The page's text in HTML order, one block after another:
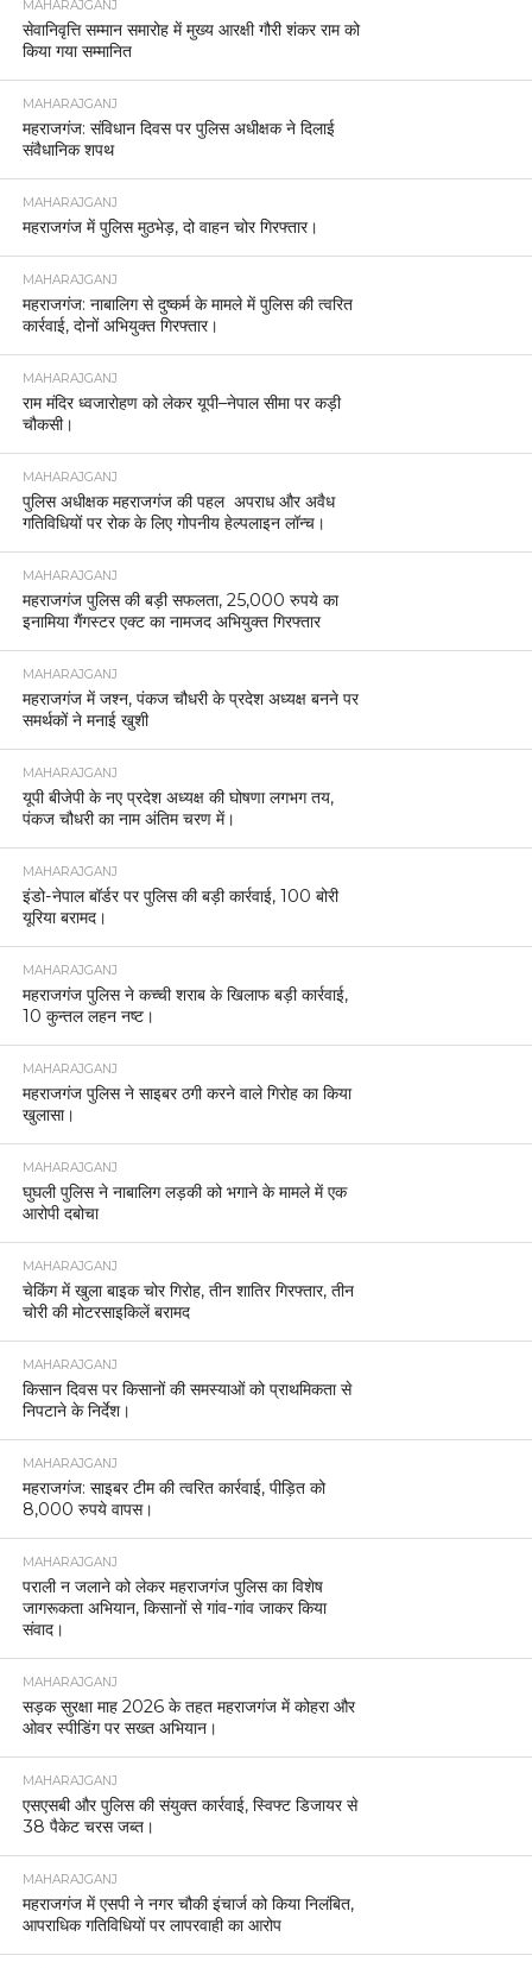
MAHARAJGANJ
सेवानिवृत्ति सम्मान समारोह में मुख्य आरक्षी गौरी शंकर राम को
किया गया सम्मानित
MAHARAJGANJ
महराजगंज: संविधान दिवस पर पुलिस अधीक्षक ने दिलाई
संवैधानिक शपथ
MAHARAJGANJ
महराजगंज में पुलिस मुठभेड़, दो वाहन चोर गिरफ्तार।
MAHARAJGANJ
महराजगंज: नाबालिग से दुष्कर्म के मामले में पुलिस की त्वरित
कार्रवाई, दोनों अभियुक्त गिरफ्तार।
MAHARAJGANJ
राम मंदिर ध्वजारोहण को लेकर यूपी–नेपाल सीमा पर कड़ी
चौकसी।
MAHARAJGANJ
पुलिस अधीक्षक महराजगंज की पहल अपराध और अवैध
गतिविधियों पर रोक के लिए गोपनीय हेल्पलाइन लॉन्च।
MAHARAJGANJ
महराजगंज पुलिस की बड़ी सफलता, 25,000 रुपये का
इनामिया गैंगस्टर एक्ट का नामजद अभियुक्त गिरफ्तार
MAHARAJGANJ
महराजगंज में जश्न, पंकज चौधरी के प्रदेश अध्यक्ष बनने पर
समर्थकों ने मनाई खुशी
MAHARAJGANJ
यूपी बीजेपी के नए प्रदेश अध्यक्ष की घोषणा लगभग तय,
पंकज चौधरी का नाम अंतिम चरण में।
MAHARAJGANJ
इंडो-नेपाल बॉर्डर पर पुलिस की बड़ी कार्रवाई, 100 बोरी
यूरिया बरामद।
MAHARAJGANJ
महराजगंज पुलिस ने कच्ची शराब के खिलाफ बड़ी कार्रवाई,
10 कुन्तल लहन नष्ट।
MAHARAJGANJ
महराजगंज पुलिस ने साइबर ठगी करने वाले गिरोह का किया
खुलासा।
MAHARAJGANJ
घुघली पुलिस ने नाबालिग लड़की को भगाने के मामले में एक
आरोपी दबोचा
MAHARAJGANJ
चेकिंग में खुला बाइक चोर गिरोह, तीन शातिर गिरफ्तार, तीन
चोरी की मोटरसाइकिलें बरामद
MAHARAJGANJ
किसान दिवस पर किसानों की समस्याओं को प्राथमिकता से
निपटाने के निर्देश।
MAHARAJGANJ
महराजगंज: साइबर टीम की त्वरित कार्रवाई, पीड़ित को
8,000 रुपये वापस।
MAHARAJGANJ
पराली न जलाने को लेकर महराजगंज पुलिस का विशेष
जागरूकता अभियान, किसानों से गांव-गांव जाकर किया
संवाद।
MAHARAJGANJ
सड़क सुरक्षा माह 2026 के तहत महराजगंज में कोहरा और
ओवर स्पीडिंग पर सख्त अभियान।
MAHARAJGANJ
एसएसबी और पुलिस की संयुक्त कार्रवाई, स्विफ्ट डिजायर से
38 पैकेट चरस जब्त।
MAHARAJGANJ
महराजगंज में एसपी ने नगर चौकी इंचार्ज को किया निलंबित,
आपराधिक गतिविधियों पर लापरवाही का आरोप